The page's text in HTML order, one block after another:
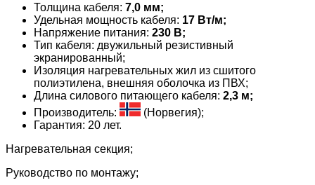
Толщина кабеля: 7,0 мм;
Удельная мощность кабеля: 17 Вт/м;
Напряжение питания: 230 В;
Тип кабеля: двужильный резистивный
экранированный;
Изоляция нагревательных жил из сшитого
полиэтилена, внешняя оболочка из ПВХ;
Длина силового питающего кабеля: 2,3 м;
Производитель:
(Норвегия);
Гарантия: 20 лет.
Нагревательная секция;
Руководство по монтажу;